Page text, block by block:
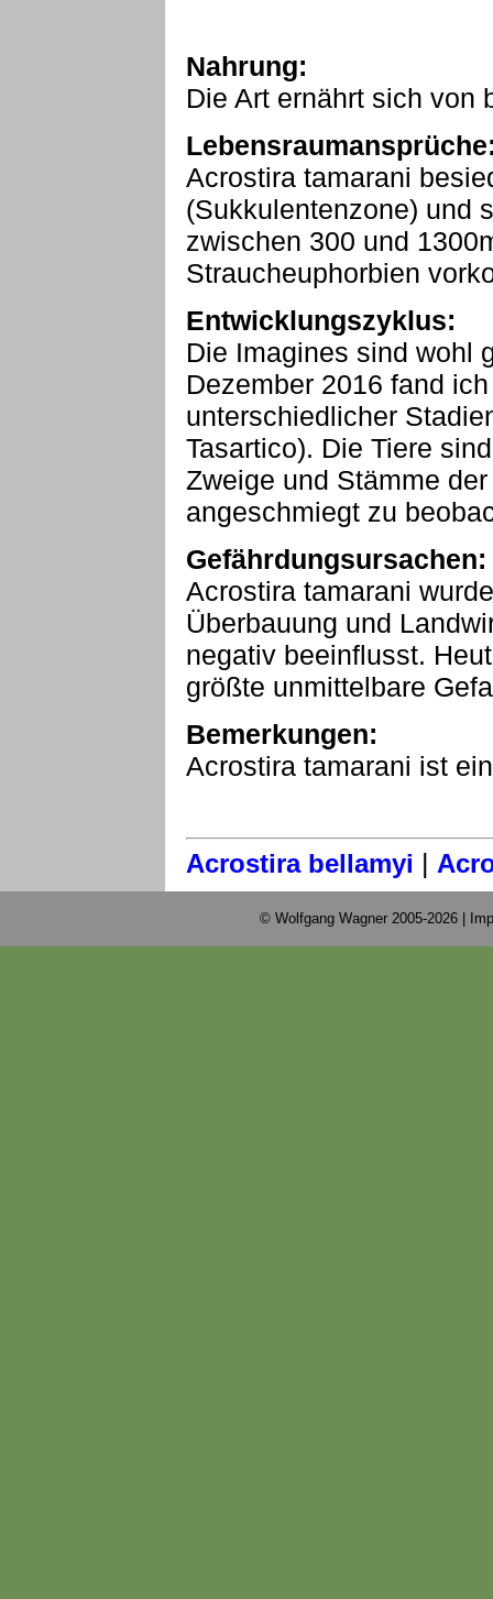
Nahrung:
Die Art ernährt sich von
Acrostira tamarani
(Sukkulentenzone) und
zwischen 300 und
Straucheuphorbien
Entwicklungszyklus:
Die Imagines sind wohl
Dezember 2016 fand
unterschiedlicher
Tasartico). Die Tiere
Zweige und Stämme
angeschmiegt zu
Gefährdungsursachen:
Acrostira tamarani
Überbauung und
negativ beeinflusst.
größte unmittelbare
Bemerkungen:
Acrostira tamarani ist
Acrostira bellamyi |
© Wolfgang Wagner 2005-2026 |